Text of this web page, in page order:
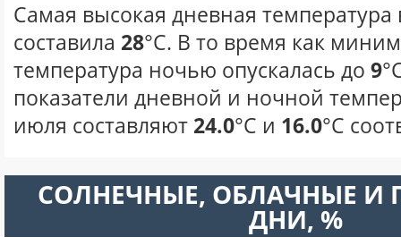
Самая высокая дневная температура
составила 28°С. В то время как
температура ночью опускалась до 9
показатели дневной и ночной
июля составляют 24.0°С и 16.0°С
CОЛНЕЧНЫЕ, ОБЛАЧНЫЕ И
ДНИ, %